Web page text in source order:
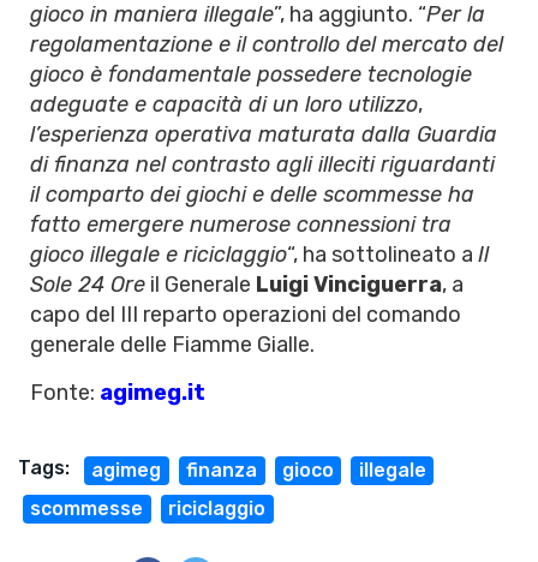
gioco in maniera illegale”, ha aggiunto. “Per la
regolamentazione e il controllo del mercato del
gioco è fondamentale possedere tecnologie
adeguate e capacità di un loro utilizzo,
l’esperienza operativa maturata dalla Guardia
di finanza nel contrasto agli illeciti riguardanti
il comparto dei giochi e delle scommesse ha
fatto emergere numerose connessioni tra
gioco illegale e riciclaggio“, ha sottolineato a Il
Sole 24 Ore il Generale Luigi Vinciguerra, a
capo del III reparto operazioni del comando
generale delle Fiamme Gialle.
Fonte: agimeg.it
Tags: agimeg finanza gioco
illegale
scommesse
riciclaggio